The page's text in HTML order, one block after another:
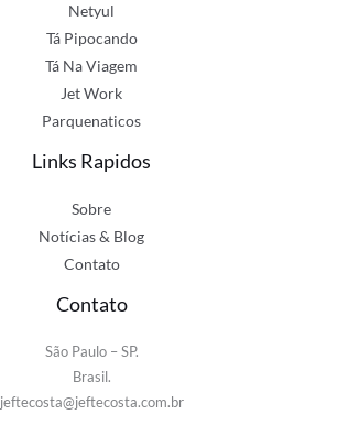
Netyul
Tá Pipocando
Tá Na Viagem
Jet Work
Parquenaticos
Links Rapidos
Sobre
Notícias & Blog
Contato
Contato
São Paulo – SP.
Brasil.
jeftecosta@jeftecosta.com.br